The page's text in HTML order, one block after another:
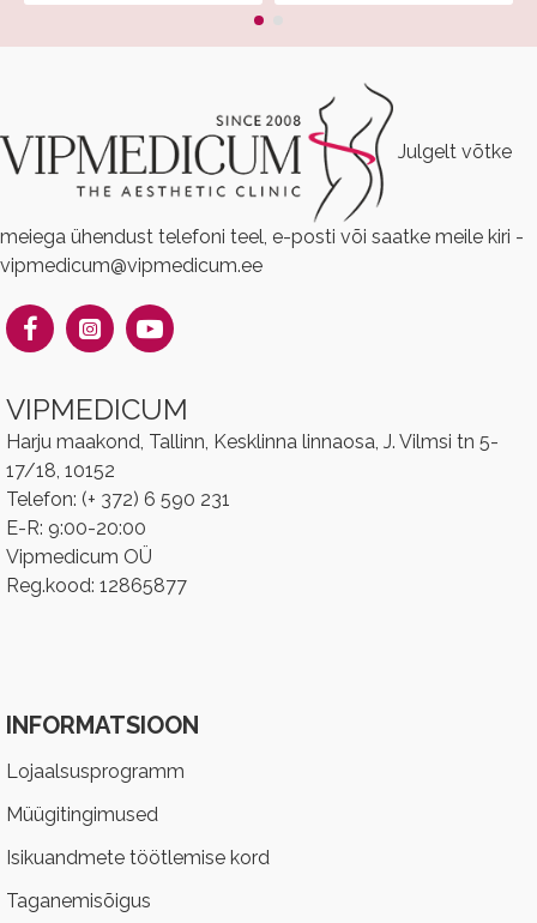
Julgelt võtke
meiega ühendust telefoni teel, e-posti või saatke meile kiri -
vipmedicum@vipmedicum.ee
VIPMEDICUM
Harju maakond, Tallinn, Kesklinna linnaosa, J. Vilmsi tn 5-
17/18, 10152
Telefon: (+ 372) 6 590 231
E-R: 9:00-20:00
Vipmedicum OÜ
Reg.kood: 12865877
INFORMATSIOON
Lojaalsusprogramm
Müügitingimused
Isikuandmete töötlemise kord
Taganemisõigus